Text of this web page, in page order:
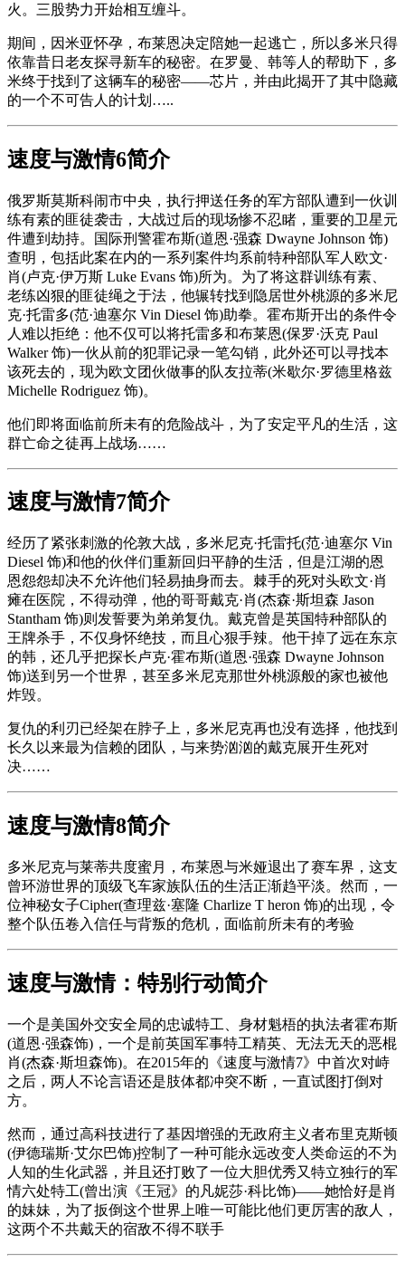
火。三股势力开始相互缠斗。
期间，因米亚怀孕，布莱恩决定陪她一起逃亡，所以多米只得
依靠昔日老友探寻新车的秘密。在罗曼、韩等人的帮助下，多
米终于找到了这辆车的秘密——芯片，并由此揭开了其中隐藏
的一个不可告人的计划…..
速度与激情6简介
俄罗斯莫斯科闹市中央，执行押送任务的军方部队遭到一伙训
练有素的匪徒袭击，大战过后的现场惨不忍睹，重要的卫星元
件遭到劫持。国际刑警霍布斯(道恩·强森 Dwayne Johnson 饰)
查明，包括此案在内的一系列案件均系前特种部队军人欧文·
肖(卢克·伊万斯 Luke Evans 饰)所为。为了将这群训练有素、
老练凶狠的匪徒绳之于法，他辗转找到隐居世外桃源的多米尼
克·托雷多(范·迪塞尔 Vin Diesel 饰)助拳。霍布斯开出的条件令
人难以拒绝：他不仅可以将托雷多和布莱恩(保罗·沃克 Paul
Walker 饰)一伙从前的犯罪记录一笔勾销，此外还可以寻找本
该死去的，现为欧文团伙做事的队友拉蒂(米歇尔·罗德里格兹
Michelle Rodriguez 饰)。
他们即将面临前所未有的危险战斗，为了安定平凡的生活，这
群亡命之徒再上战场……
速度与激情7简介
经历了紧张刺激的伦敦大战，多米尼克·托雷托(范·迪塞尔 Vin
Diesel 饰)和他的伙伴们重新回归平静的生活，但是江湖的恩
恩怨怨却决不允许他们轻易抽身而去。棘手的死对头欧文·肖
瘫在医院，不得动弹，他的哥哥戴克·肖(杰森·斯坦森 Jason
Stantham 饰)则发誓要为弟弟复仇。戴克曾是英国特种部队的
王牌杀手，不仅身怀绝技，而且心狠手辣。他干掉了远在东京
的韩，还几乎把探长卢克·霍布斯(道恩·强森 Dwayne Johnson
饰)送到另一个世界，甚至多米尼克那世外桃源般的家也被他
炸毁。
复仇的利刃已经架在脖子上，多米尼克再也没有选择，他找到
长久以来最为信赖的团队，与来势汹汹的戴克展开生死对
决……
速度与激情8简介
多米尼克与莱蒂共度蜜月，布莱恩与米娅退出了赛车界，这支
曾环游世界的顶级飞车家族队伍的生活正渐趋平淡。然而，一
位神秘女子Cipher(查理兹·塞隆 Charlize T heron 饰)的出现，令
整个队伍卷入信任与背叛的危机，面临前所未有的考验
速度与激情：特别行动简介
一个是美国外交安全局的忠诚特工、身材魁梧的执法者霍布斯
(道恩·强森饰)，一个是前英国军事特工精英、无法无天的恶棍
肖(杰森·斯坦森饰)。在2015年的《速度与激情7》中首次对峙
之后，两人不论言语还是肢体都冲突不断，一直试图打倒对
方。
然而，通过高科技进行了基因增强的无政府主义者布里克斯顿
(伊德瑞斯·艾尔巴饰)控制了一种可能永远改变人类命运的不为
人知的生化武器，并且还打败了一位大胆优秀又特立独行的军
情六处特工(曾出演《王冠》的凡妮莎·科比饰)——她恰好是肖
的妹妹，为了扳倒这个世界上唯一可能比他们更厉害的敌人，
这两个不共戴天的宿敌不得不联手